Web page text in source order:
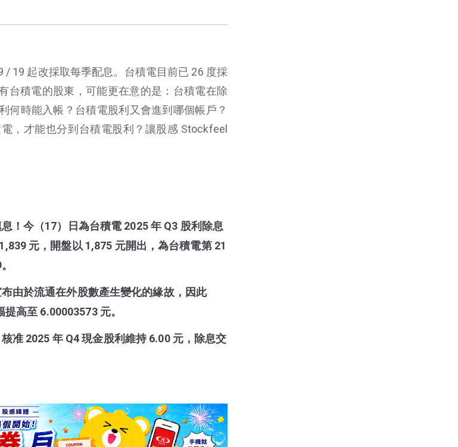
/ 19 起改採取每季配息。台積電目前已 26 度採
台積電的股東，可能更在意的是：台積電在除
何時能入帳？台積電股利又會進到哪個帳戶？
，才能也分到台積電股利？讓股感 Stockfeel
！今（17）日為台積電 2025 年 Q3 股利除息
元，開盤以 1,875 元開出，為台積電第 21
由於流通在外股數產生變化的緣故，因此
高至 6.00003573 元。
准 2025 年 Q4 現金股利維持 6.00 元，除息交